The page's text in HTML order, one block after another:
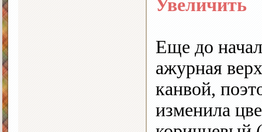
Увеличить
Еще до
ажурная
канвой,
изменила